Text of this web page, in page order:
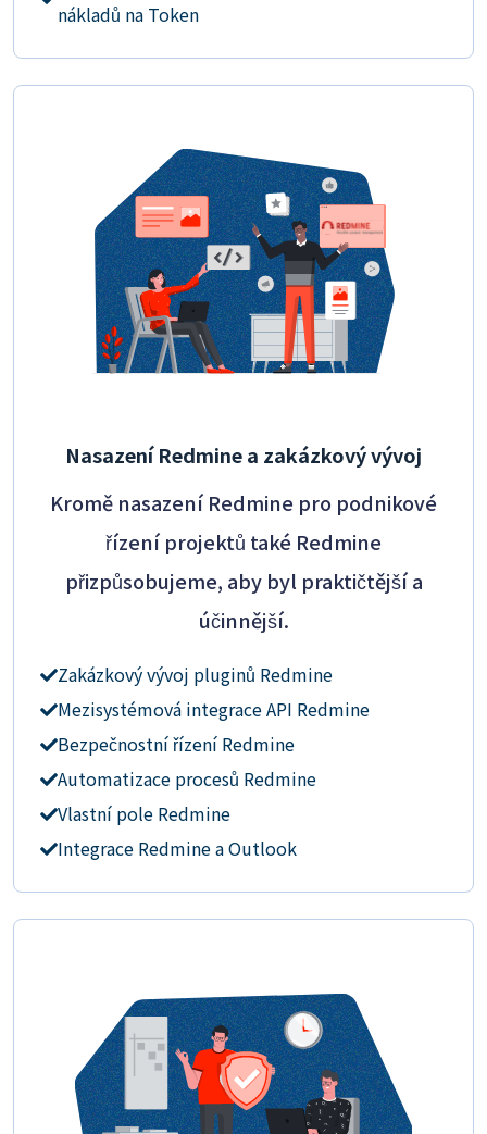
nákladů na Token
Nasazení Redmine a zakázkový vývoj
Kromě nasazení Redmine pro podnikové
řízení projektů také Redmine
přizpůsobujeme, aby byl praktičtější a
účinnější.
Zakázkový vývoj pluginů Redmine
Mezisystémová integrace API Redmine
Bezpečnostní řízení Redmine
Automatizace procesů Redmine
Vlastní pole Redmine
Integrace Redmine a Outlook